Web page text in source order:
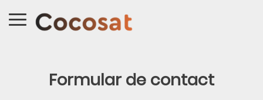
Formular de contact